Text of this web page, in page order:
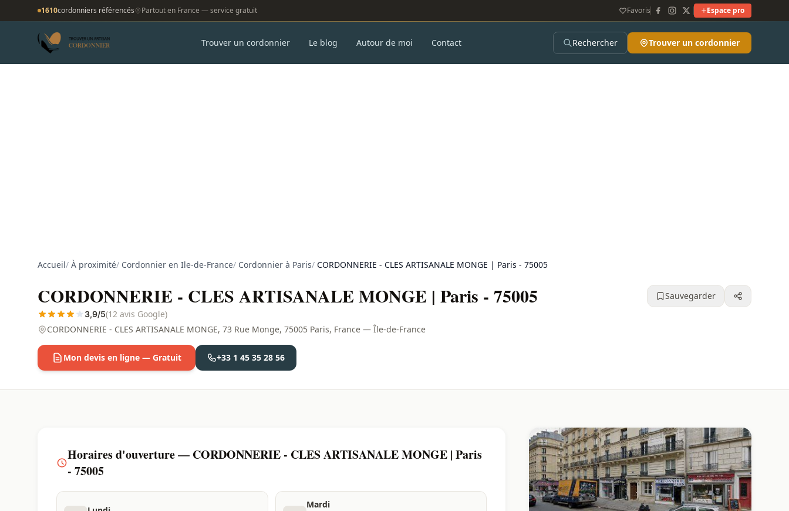
1610cordonniers référencés Partout en France — service gratuit Favoris Espace pro
Trouver un cordonnier Le blog Autour de moi Contact Rechercher Trouver un cordonnier
Accueil/ À proximité/ Cordonnier en Ile-de-France/ Cordonnier à Paris/ CORDONNERIE - CLES ARTISANALE MONGE | Paris - 75005
CORDONNERIE - CLES ARTISANALE MONGE | Paris - 75005
3,9/5(12 avis Google)
CORDONNERIE - CLES ARTISANALE MONGE, 73 Rue Monge, 75005 Paris, France — Île-de-France
Sauvegarder
Mon devis en ligne — Gratuit +33 1 45 35 28 56
Horaires d'ouverture — CORDONNERIE - CLES ARTISANALE MONGE | Paris
- 75005
Mardi